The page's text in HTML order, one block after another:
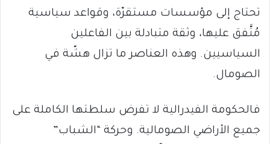
تحتاج إلى مؤسسات مستقرّة، وقواعد سياسية
مُتَّفق عليها، وثقة متبادلة بين الفاعلين
السياسيين. وهذه العناصر ما تزال هشّة في
الصومال.
فالحكومة الفيدرالية لا تفرض سلطتها الكاملة على
جميع الأراضي الصومالية. وحركة “الشباب”